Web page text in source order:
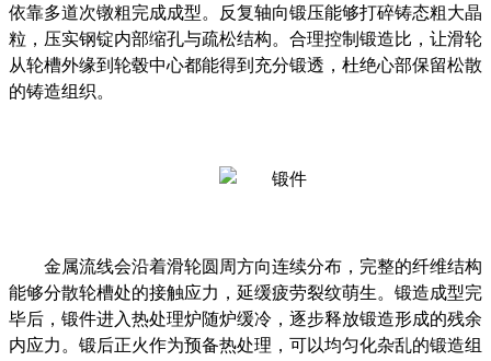
依靠多道次镦粗完成成型。反复轴向锻压能够打碎铸态粗大晶
粒，压实钢锭内部缩孔与疏松结构。合理控制锻造比，让滑轮
从轮槽外缘到轮毂中心都能得到充分锻透，杜绝心部保留松散
的铸造组织。
金属流线会沿着滑轮圆周方向连续分布，完整的纤维结构
能够分散轮槽处的接触应力，延缓疲劳裂纹萌生。锻造成型完
毕后，锻件进入热处理炉随炉缓冷，逐步释放锻造形成的残余
内应力。锻后正火作为预备热处理，可以均匀化杂乱的锻造组